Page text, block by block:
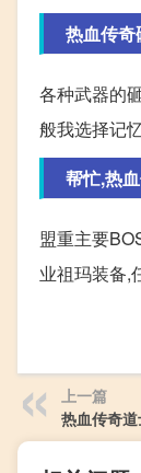
热血传
各种武器的
般我选择记
帮忙,热
盟重主要
业祖玛装备,
上一篇
热血传奇